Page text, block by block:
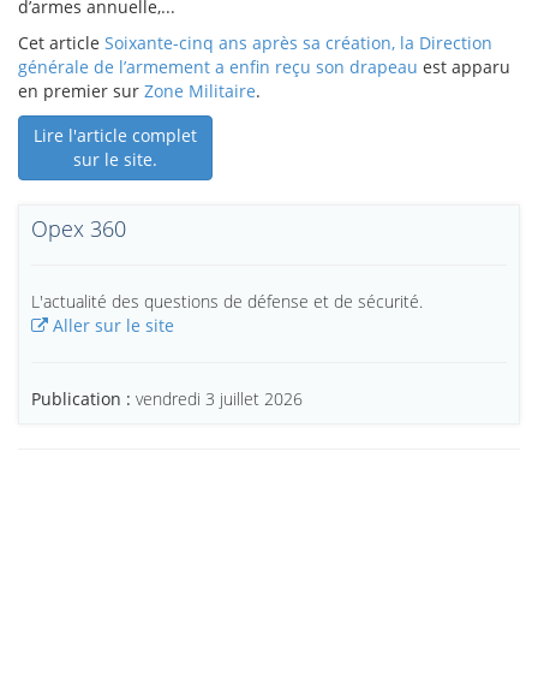
d’armes annuelle,...
Cet article Soixante-cinq ans après sa création, la Direction
générale de l’armement a enfin reçu son drapeau est apparu
en premier sur Zone Militaire.
Lire l'article complet
sur le site.
Opex 360
L'actualité des questions de défense et de sécurité.
Aller sur le site
Publication : vendredi 3 juillet 2026